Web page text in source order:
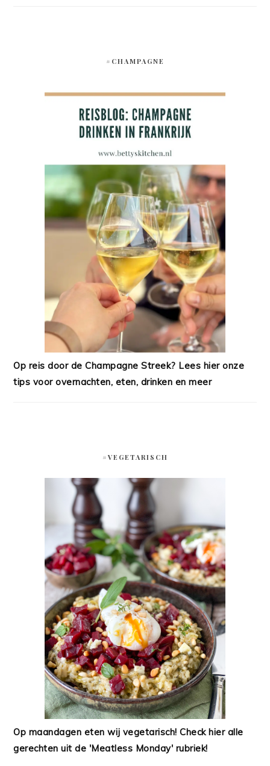
#CHAMPAGNE
Op reis door de Champagne Streek? Lees hier onze
tips voor overnachten, eten, drinken en meer
#VEGETARISCH
Op maandagen eten wij vegetarisch! Check hier alle
gerechten uit de 'Meatless Monday' rubriek!